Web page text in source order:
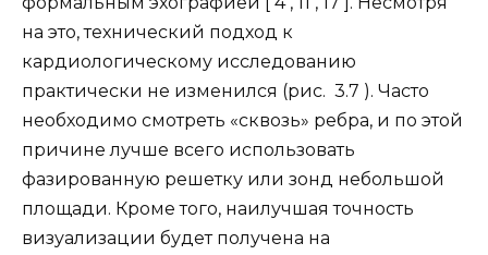
на это, технический подход к
кардиологическому исследованию
практически не изменился (рис. 3.7 ). Часто
необходимо смотреть «сквозь» ребра, и по этой
причине лучше всего использовать
фазированную решетку или зонд небольшой
площади. Кроме того, наилучшая точность
визуализации будет получена на